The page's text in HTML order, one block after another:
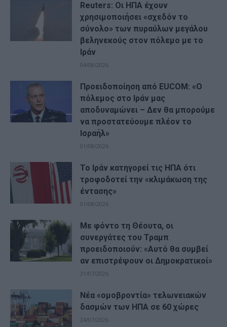
Reuters: Οι ΗΠΑ έχουν
χρησιμοποιήσει «σχεδόν το
σύνολο» των πυραύλων μεγάλου
βεληνεκούς στον πόλεμο με το
Ιράν
04/08/2026
Προειδοποίηση από EUCOM: «Ο
πόλεμος στο Ιράν μας
αποδυναμώνει – Δεν θα μπορούμε
να προστατεύουμε πλέον το
Ισραήλ»
01/08/2026
Το Ιράν κατηγορεί τις ΗΠΑ ότι
τροφοδοτεί την «κλιμάκωση της
έντασης»
01/08/2026
Με φόντο τη Θέουτα, οι
συνεργάτες του Τραμπ
προειδοποιούν: «Αυτό θα συμβεί
αν επιστρέψουν οι Δημοκρατικοί»
31/07/2026
Νέα «ομοβροντία» τελωνειακών
δασμών των ΗΠΑ σε 60 χώρες
24/07/2026